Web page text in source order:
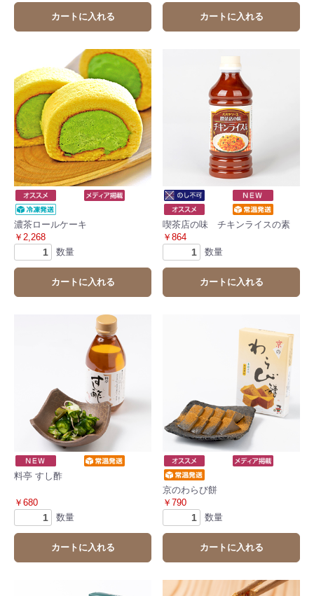
カートに入れる カートに入れる
濃茶ロールケーキ
￥2,268
数量
カートに入れる
喫茶店の味 チキンライスの素
￥864
数量
カートに入れる
料亭 すし酢
￥680
数量
カートに入れる
京のわらび餅
￥790
数量
カートに入れる